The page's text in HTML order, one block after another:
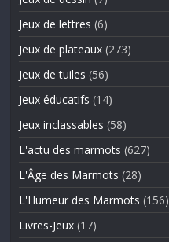
Jeux de lettres (6)
Jeux de plateaux (273)
Jeux de tuiles (56)
Jeux éducatifs (14)
Jeux inclassables (58)
L'actu des marmots (627)
L'Âge des Marmots (28)
L'Humeur des Marmots (156)
Livres-Jeux (17)